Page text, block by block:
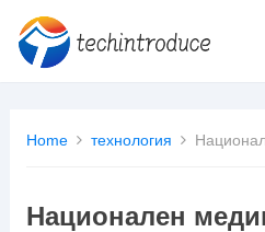
Home технология
Национален